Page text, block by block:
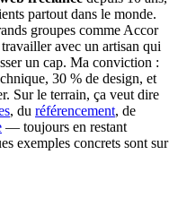
partout dans le monde.
groupes comme Accor
avec un artisan qui
un cap. Ma conviction :
30 % de design, et
Sur le terrain, ça veut dire
, du référencement, de
— toujours en restant
exemples concrets sont sur